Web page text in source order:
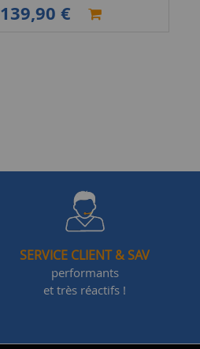
139,90 €
SERVICE CLIENT & SAV
performants
et très réactifs !